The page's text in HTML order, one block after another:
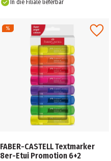
In die Filiale lieferbar
FABER-CASTELL Textmarker
8er-Etui Promotion 6+2